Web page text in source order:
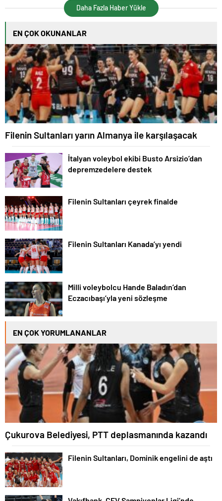
Daha Fazla Haber Yükle
EN ÇOK OKUNANLAR
Filenin Sultanları yarın Almanya ile karşılaşacak
İtalyan voleybol ekibi Busto Arsizio’dan
depremzedelere destek
Filenin Sultanları çeyrek finalde
Filenin Sultanları Kanada’yı yendi
Milli voleybolcu Hande Baladın’dan
Eczacıbaşı’yla yeni sözleşme
EN ÇOK YORUMLANANLAR
Çukurova Belediyesi, PTT deplasmanında kazandı
Filenin Sultanları, Dominik engelini de aştı